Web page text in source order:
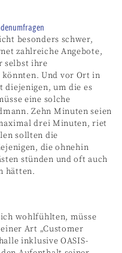
besonders schwer,
zahlreiche Angebote,
selbst ihre
könnten. Und vor Ort in
diejenigen, um die es
eine solche
Zehn Minuten seien
drei Minuten, riet
sollten die
die ohnehin
stünden und oft auch
hätten.
wohlfühlten, müsse
Art „Customer
inklusive OASIS-